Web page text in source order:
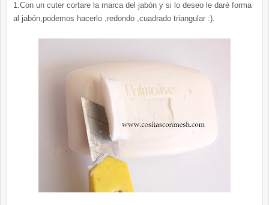
1.Con un cuter cortare la marca del jabón y si lo deseo le daré forma
al jabón,podemos hacerlo ,redondo ,cuadrado triangular :).